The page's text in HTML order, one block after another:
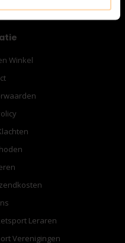
Winkel
Leraren
Verenigingen